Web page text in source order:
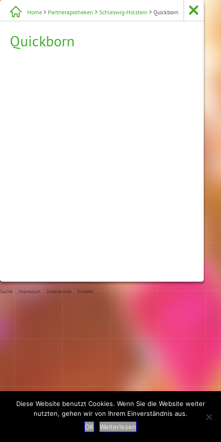
Home > Partnerapotheken > Schleswig-Holstein > Quickborn
Quickborn
Suche | Impressum | Datenschutz | Kontakt
Diese Website benutzt Cookies. Wenn Sie die Website weiter
nutzten, gehen wir von Ihrem Einverständnis aus.
OK
Weiterlesen